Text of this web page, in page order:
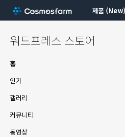
제품 (New)
워드프레스 스토어
홈
인기
갤러리
커뮤니티
동영상